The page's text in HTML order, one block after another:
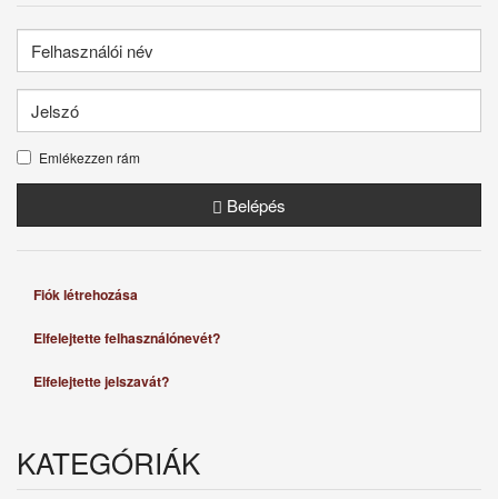
Emlékezzen rám
Belépés
Fiók létrehozása
Elfelejtette felhasználónevét?
Elfelejtette jelszavát?
KATEGÓRIÁK